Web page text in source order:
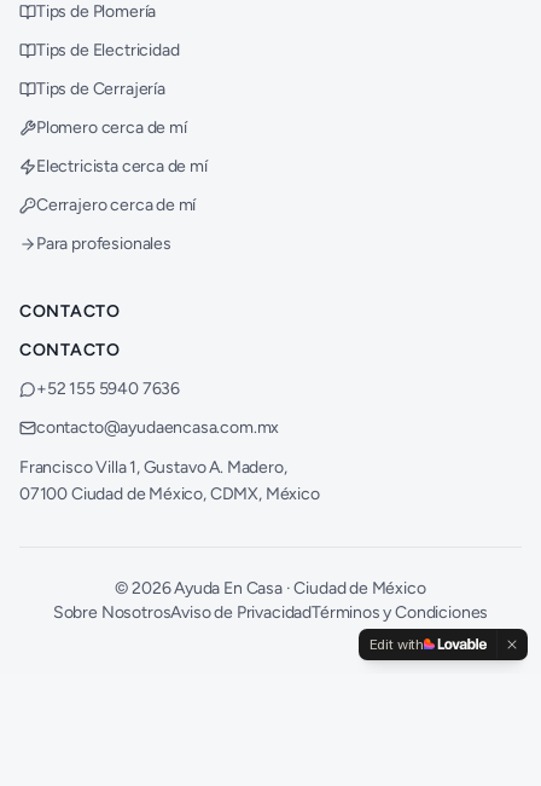
Tips de Plomería
Tips de Electricidad
Tips de Cerrajería
Plomero cerca de mí
Electricista cerca de mí
Cerrajero cerca de mí
Para profesionales
CONTACTO
CONTACTO
+52 155 5940 7636
contacto@ayudaencasa.com.mx
Francisco Villa 1, Gustavo A. Madero,
07100 Ciudad de México, CDMX, México
©2026Ayuda En Casa · Ciudad de México
Sobre NosotrosAviso de PrivacidadTérminos y Condiciones
Edit with